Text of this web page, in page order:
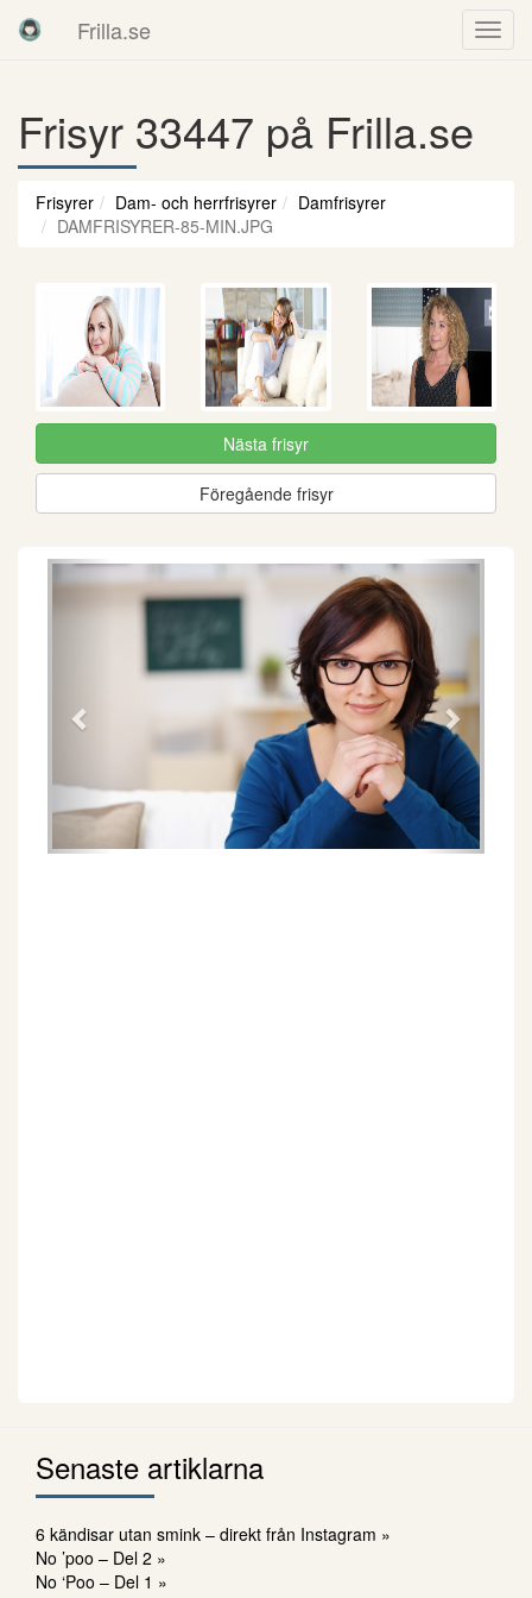
Frilla.se
Frisyr 33447 på Frilla.se
Frisyrer Dam- och herrfrisyrer
Damfrisyrer
DAMFRISYRER-85-MIN.JPG
Nästa frisyr
Föregående frisyr
Föregående
Senaste artiklarna
6 kändisar utan smink – direkt från Instagram »
No ’poo – Del 2 »
No ‘Poo – Del 1 »